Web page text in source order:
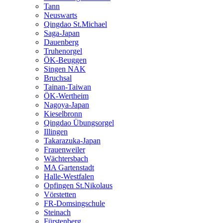
Tann
Neuswarts
Qingdao St.Michael
Saga-Japan
Dauenberg
Truhenorgel
ÖK-Beuggen
Singen NAK
Bruchsal
Tainan-Taiwan
ÖK-Wertheim
Nagoya-Japan
Kieselbronn
Qingdao Übungsorgel
Illingen
Takarazuka-Japan
Frauenweiler
Wächtersbach
MA Gartenstadt
Halle-Westfalen
Opfingen St.Nikolaus
Vörstetten
FR-Domsingschule
Steinach
Fürstenberg